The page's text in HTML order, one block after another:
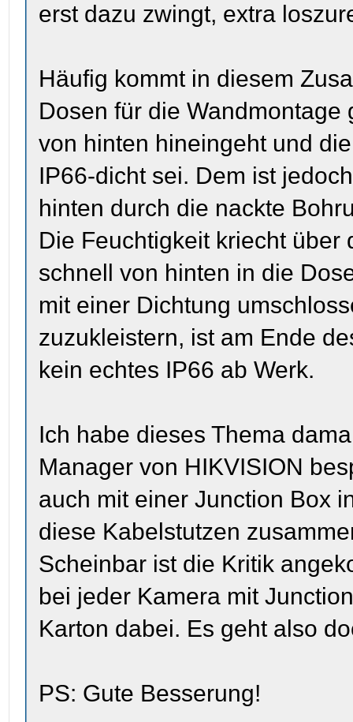
erst dazu zwingt, extra
Häufig kommt in diesem
Dosen für die
von hinten hineingeht und
IP66-dicht sei. Dem ist
hinten durch die nackte
Die Feuchtigkeit kriecht
schnell von hinten in die
mit einer Dichtung
zuzukleistern, ist am Ende
kein echtes IP66 ab Werk.
Ich habe dieses Thema
Manager von HIKVISION
auch mit einer Junction Box
diese Kabelstutzen
Scheinbar ist die Kritik
bei jeder Kamera mit
Karton dabei. Es geht also
PS: Gute Besserung!